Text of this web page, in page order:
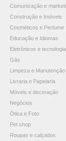
Comunicação e
Construção e Imóveis
Cosméticos e Perfume
Educação e Idiomas
Eletrônicos e tecnologia
Gás
Limpeza e Manutenção
Livraria e Papelaria
Móveis e decoração
Negócios
Ótica e Foto
Pet shop
Roupas e calçados